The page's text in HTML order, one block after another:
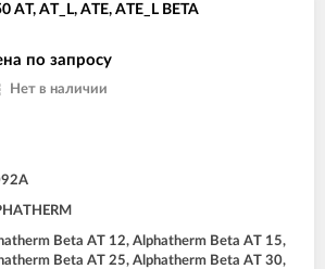
AT, AT_L, ATE, ATE_L BETA
по запросу
Нет в наличии
Beta AT 12, Alphatherm Beta AT 15,
Beta AT 25, Alphatherm Beta AT 30,